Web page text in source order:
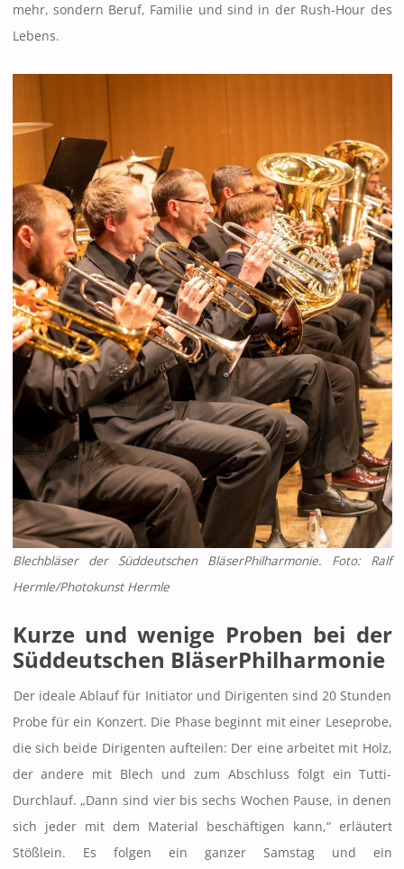
mehr, sondern Beruf, Familie und sind in der Rush-Hour des
Lebens.
Blechbläser der Süddeutschen BläserPhilharmonie. Foto: Ralf
Hermle/Photokunst Hermle
Kurze und wenige Proben bei der
Süddeutschen BläserPhilharmonie
Der ideale Ablauf für Initiator und Dirigenten sind 20 Stunden
Probe für ein Konzert. Die Phase beginnt mit einer Leseprobe,
die sich beide Dirigenten aufteilen: Der eine arbeitet mit Holz,
der andere mit Blech und zum Abschluss folgt ein Tutti-
Durchlauf. „Dann sind vier bis sechs Wochen Pause, in denen
sich jeder mit dem Material beschäftigen kann,“ erläutert
Stößlein. Es folgen ein ganzer Samstag und ein